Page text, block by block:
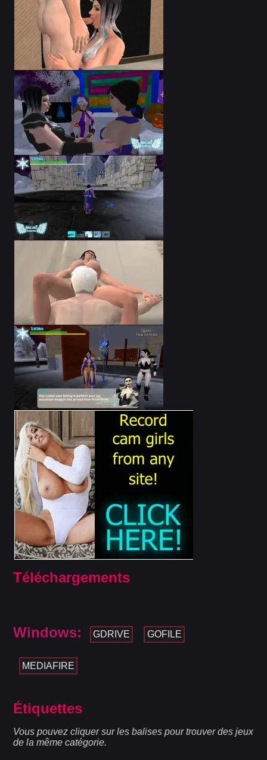
Téléchargements
Windows: GDRIVE GOFILE
MEDIAFIRE
Étiquettes
Vous pouvez cliquer sur les balises pour trouver des jeux
de la même catégorie.